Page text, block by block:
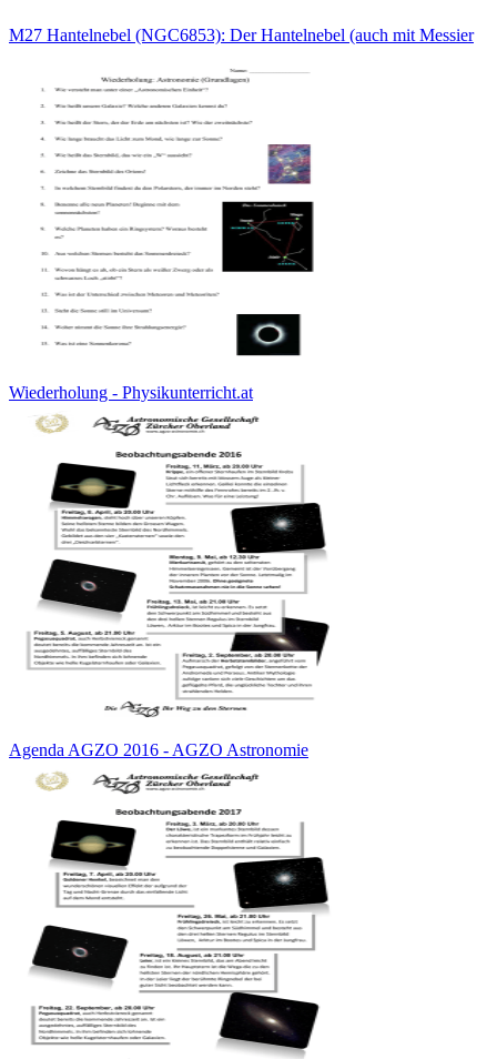
M27 Hantelnebel (NGC6853): Der Hantelnebel (auch mit Messier
Wiederholung - Physikunterricht.at
Agenda AGZO 2016 - AGZO Astronomie